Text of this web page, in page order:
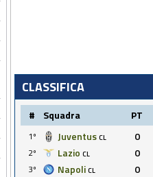
CLASSIFICA
# Squadra PT
1º Juventus CL 0
2º
Lazio CL 0
3º
Napoli CL 0